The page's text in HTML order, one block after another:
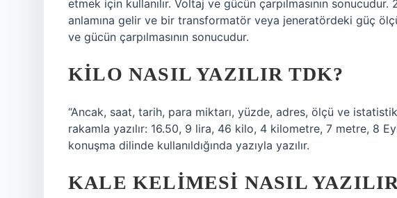
etmek için kullanılır. Voltaj ve gücün çarpılmasının
anlamına gelir ve bir transformatör veya jeneratördeki güç
ve gücün çarpılmasının sonucudur.
KILO NASIL YAZILIR TDK?
“Ancak, saat, tarih, para miktarı, yüzde, adres, ölçü ve
rakamla yazılır: 16.50, 9 lira, 46 kilo, 4 kilometre, 7 metre, 8
konuşma dilinde kullanıldığında yazıyla yazılır.
KALE KELIMESI NASIL